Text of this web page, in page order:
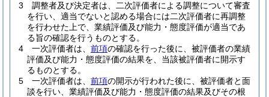
3
調整者及び決定者は、二次評価者による調整について審査
を行い、適当でないと認める場合には二次評価者に再調整
を行わせた上で、業績評価及び能力・態度評価が適当であ
る旨の確認を行うものとする。
4
一次評価者は、 前項の確認を行った後に、被評価者の業績
評価及び能力・態度評価の結果を、当該被評価者に開示す
るものとする。
5
一次評価者は、 前項の開示が行われた後に、被評価者と面
談を行い、業績評価及び能力・態度評価の結果及びその根